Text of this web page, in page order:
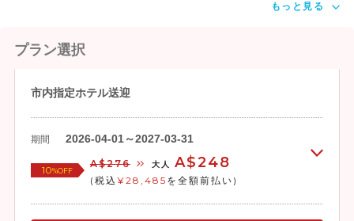
もっと見る
プラン選択
市内指定ホテル送迎
期間 2026-04-01～2027-03-31
10%OFF
A$276 大人 A$248
(税込 ¥28,485 を全額前払い)